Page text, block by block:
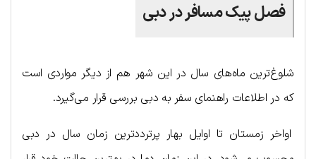
فصل پیک مسافر در دبی
شلوغ‌ترین ماه‌های سال در این شهر هم از دیگر مواردی است
که در اطلاعات راهنمای سفر به دبی بررسی قرار می‌گیرد.
اواخر زمستان تا اوایل بهار پرترددترین زمان سال در دبی